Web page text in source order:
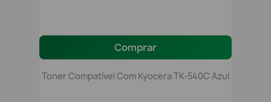
Comprar
Toner Compatível Com Kyocera TK-540C Azul